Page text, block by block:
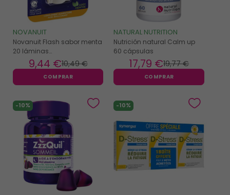
NOVANUIT
Novanuit Flash sabor menta
20 láminas
bucodispersables
10,49 €
9,44 €
COMPRAR
NATURAL NUTRITION
Nutrición natural Calm up
60 cápsulas
19,77 €
17,79 €
COMPRAR
-10% -10%